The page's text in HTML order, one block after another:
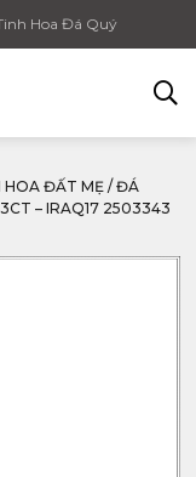
Hoa Đá Quý
HOA ĐẤT MẸ / ĐÁ
– IRAQ17 2503343